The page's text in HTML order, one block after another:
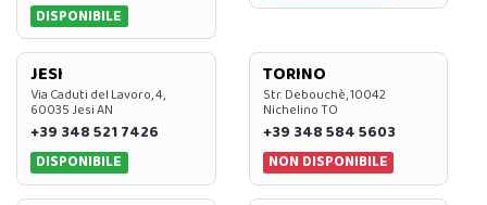
DISPONIBILE
JESI
Via Caduti del Lavoro, 4,
60035 Jesi AN
+39 348 521 7426
DISPONIBILE
TORINO
Str. Debouchè, 10042
Nichelino TO
+39 348 584 5603
NON DISPONIBILE